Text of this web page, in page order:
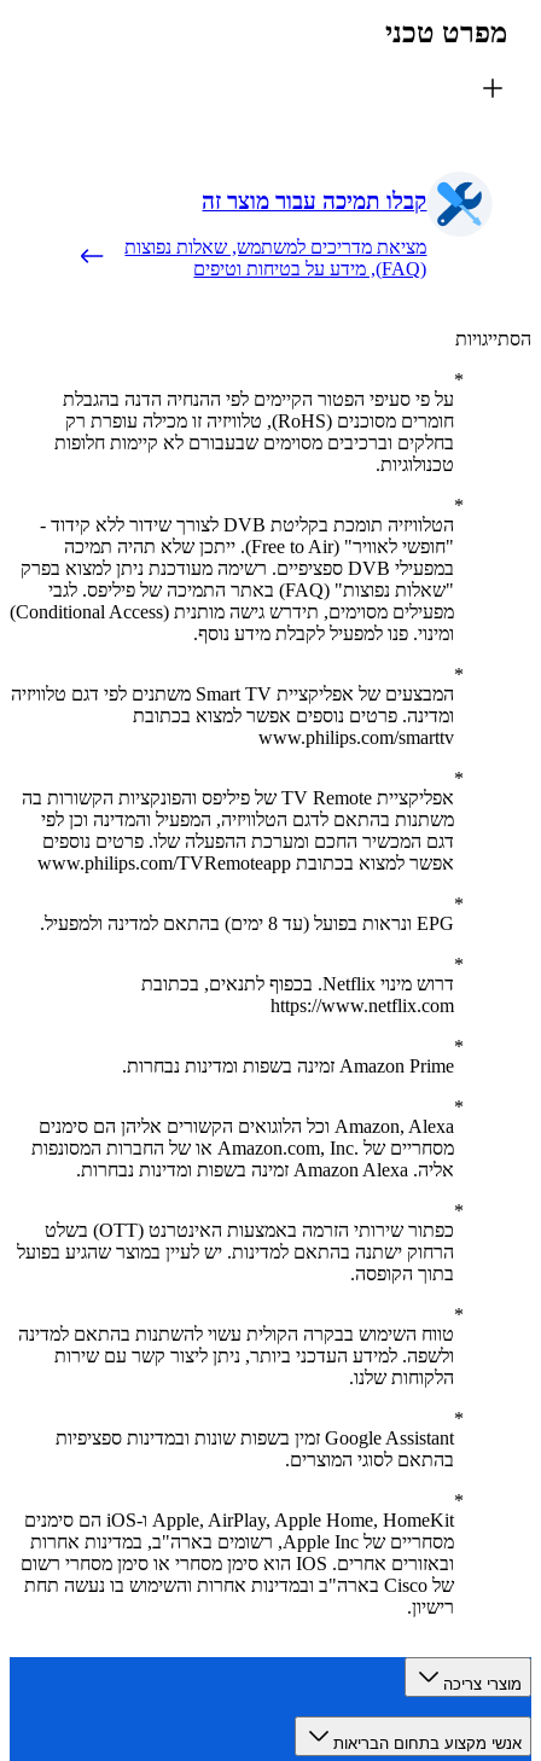
טכני
קבלו תמיכה עבור מוצר זה
מציאת מדריכים למשתמש, שאלות נפוצות
על פי סעיפי הפטור הקיימים לפי ההנחיה הדנה בהגבלת
חומרים מסוכנים (RoHS), טלוויזיה זו מכילה עופרת רק
בחלקים וברכיבים מסוימים שבעבורם לא קיימות חלופות
טכנולוגיות.
הטלוויזיה תומכת בקליטת DVB לצורך שידור ללא קידוד -
"חופשי לאוויר" (Free to Air). ייתכן שלא תהיה תמיכה
במפעילי DVB ספציפיים. רשימה מעודכנת ניתן למצוא בפרק
"שאלות נפוצות" (FAQ) באתר התמיכה של פיליפס. לגבי
מפעילים מסוימים, תידרש גישה מותנית (Conditional Access)
ומינוי. פנו למפעיל לקבלת מידע נוסף.
המבצעים של אפליקציית Smart TV משתנים לפי דגם טלוויזיה
ומדינה. פרטים נוספים אפשר למצוא בכתובת
www.philips.com/smarttv
אפליקציית TV Remote של פיליפס והפונקציות הקשורות בה
משתנות בהתאם לדגם הטלוויזיה, המפעיל והמדינה וכן לפי
דגם המכשיר החכם ומערכת ההפעלה שלו. פרטים נוספים
אפשר למצוא בכתובת www.philips.com/TVRemoteapp
דרוש מינוי Netflix. בכפוף לתנאים, בכתובת
https://www.netflix.com
Amazon Prime זמינה בשפות ומדינות נבחרות.
Amazon, Alexa וכל הלוגואים הקשורים אליהן הם סימנים
מסחריים של .‏‎Amazon.com, Inc או של החברות המסונפות
אליה. Amazon Alexa זמינה בשפות ומדינות נבחרות.
כפתור שירותי הזרמה באמצעות האינטרנט (OTT) בשלט
הרחוק ישתנה בהתאם למדינות. יש לעיין במוצר שהגיע בפועל
בתוך הקופסה.
טווח השימוש בבקרה הקולית עשוי להשתנות בהתאם למדינה
ולשפה. למידע העדכני ביותר, ניתן ליצור קשר עם שירות
הלקוחות שלנו.
Google Assistant זמין בשפות שונות ובמדינות ספציפיות
בהתאם לסוגי המוצרים.
Apple, AirPlay, Apple Home, HomeKit ו-iOS הם סימנים
מסחריים של Apple Inc, רשומים בארה"ב, במדינות אחרות
ובאזורים אחרים. IOS הוא סימן מסחרי או סימן מסחרי רשום
של Cisco בארה"ב ובמדינות אחרות והשימוש בו נעשה תחת
רישיון.
צריכה
מקצוע בתחום הבריאות